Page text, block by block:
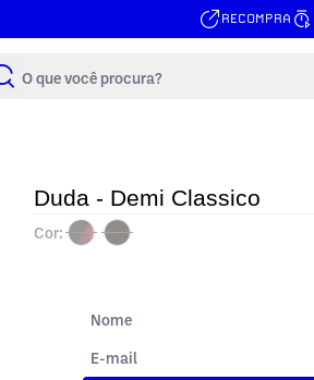
RECOMPRA
Buscar
Duda - Demi Classico
Cor: